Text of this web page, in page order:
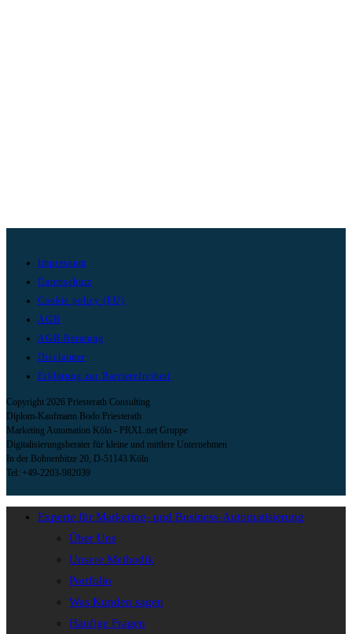
Impressum
Datenschutz
Cookie policy (EU)
AGB
AGB Beratung
Disclaimer
Erklärung zur Barrierefreiheit
Copyright 2026 Priesterath Consulting
Diplom-Kaufmann Bodo Priesterath
Marketing Automation Köln - PRXL.net Gruppe
Digitalisierungsberater für kleine und mittlere Unternehmen
In der Bohnenbitze 20, D-51143 Köln
Tel: +49-2203-982039
Experte für Marketing- und Business-Automatisierung
Über Uns
Unsere Methodik
Portfolio
Was Kunden sagen
Häufige Fragen